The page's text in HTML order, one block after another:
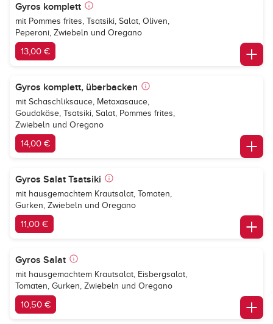
Gyros komplett
mit Pommes frites, Tsatsiki, Salat, Oliven,
Peperoni, Zwiebeln und Oregano
13,00 €
Gyros komplett, überbacken
mit Schaschliksauce, Metaxasauce,
Goudakäse, Tsatsiki, Salat, Pommes frites,
Zwiebeln und Oregano
14,00 €
Gyros Salat Tsatsiki
mit hausgemachtem Krautsalat, Tomaten,
Gurken, Zwiebeln und Oregano
11,00 €
Gyros Salat
mit hausgemachtem Krautsalat, Eisbergsalat,
Tomaten, Gurken, Zwiebeln und Oregano
10,50 €